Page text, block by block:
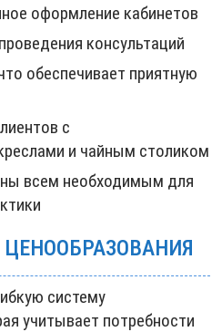
оформление кабинетов
консультаций
обеспечивает приятную
с
и чайным столиком
всем необходимым для
систему
учитывает потребности